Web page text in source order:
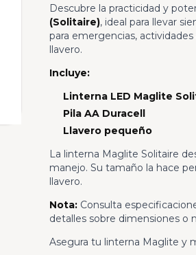
Descubre la practicidad y
(Solitaire), ideal para llevar
para emergencias,
llavero.
Incluye:
Linterna LED Maglite
Pila AA Duracell
Llavero pequeño
La linterna Maglite Solitaire
manejo. Su tamaño la hace
llavero.
Nota:Consulta
detalles sobre dimensiones o
Asegura tu linterna Maglite y